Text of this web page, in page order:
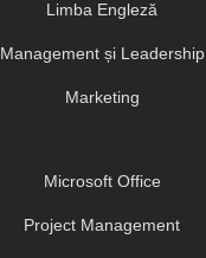
Limba Engleză
Management și Leadership
Marketing
Microsoft Office
Project Management